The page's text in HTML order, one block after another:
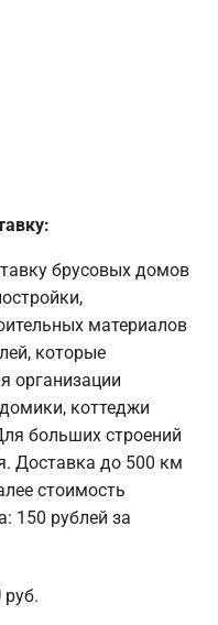
брусовых домов
материалов
которые
организации
коттеджи
больших строений
Доставка до 500 км
стоимость
150 рублей за
руб.